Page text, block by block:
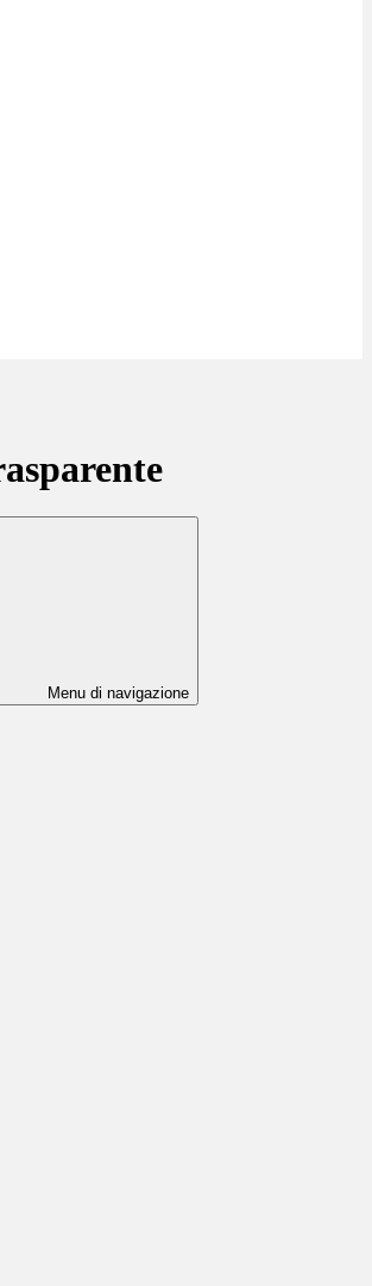
Menu di navigazione